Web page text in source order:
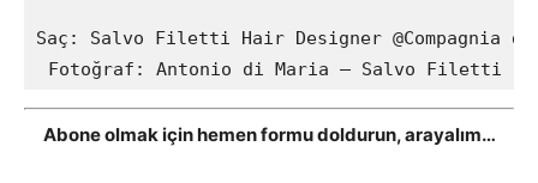
Saç: Salvo Filetti Hair Designer @Compagnia
Fotoğraf: Antonio di Maria — Salvo Filetti
Abone olmak için hemen formu doldurun, arayalım…